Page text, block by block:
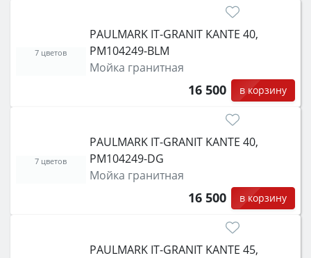
затем смотрите на объём 50–70 л для семьи,
функции (конвекция, гриль, самоочистка,
защита от детей).
PAULMARK IT-GRANIT KANTE 40,
PM104249-BLM
Мойка гранитная
16 500 в корзину
7 цветов
PAULMARK IT-GRANIT KANTE 40,
PM104249-DG
Мойка гранитная
16 500 в корзину
7 цветов
PAULMARK IT-GRANIT KANTE 45,